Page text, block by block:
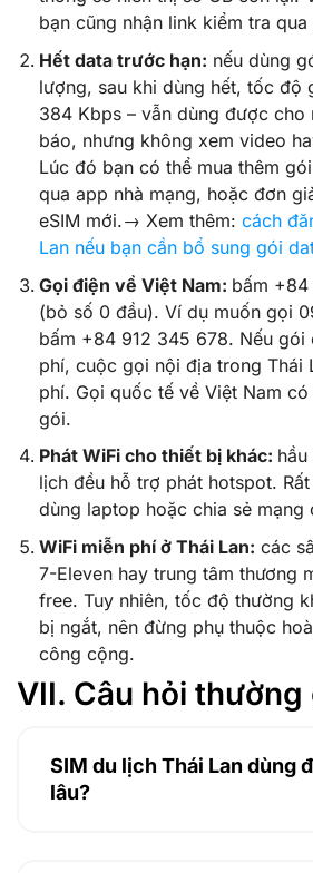
bạn cũng nhận link kiểm tra qua
Hết data trước hạn: nếu dùng
lượng, sau khi dùng hết, tốc độ
384 Kbps – vẫn dùng được cho
báo, nhưng không xem video
Lúc đó bạn có thể mua thêm
qua app nhà mạng, hoặc đơn
eSIM mới.→ Xem thêm: cách
Lan nếu bạn cần bổ sung gói
Gọi điện về Việt Nam: bấm
(bỏ số 0 đầu). Ví dụ muốn gọi
bấm +84 912 345 678. Nếu gói
phí, cuộc gọi nội địa trong Thái
phí. Gọi quốc tế về Việt Nam
gói.
Phát WiFi cho thiết bị khác:
lịch đều hỗ trợ phát hotspot.
dùng laptop hoặc chia sẻ
WiFi miễn phí ở Thái Lan: các
7-Eleven hay trung tâm thương
free. Tuy nhiên, tốc độ thường
bị ngắt, nên đừng phụ thuộc
công cộng.
VII. Câu hỏi thường
SIM du lịch Thái Lan dùng
lâu?